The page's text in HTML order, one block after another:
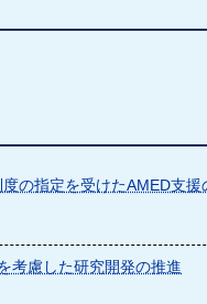
の指定を受けたAMED支援
考慮した研究開発の推進